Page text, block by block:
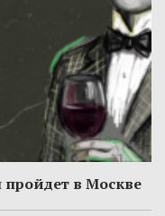
в Москве